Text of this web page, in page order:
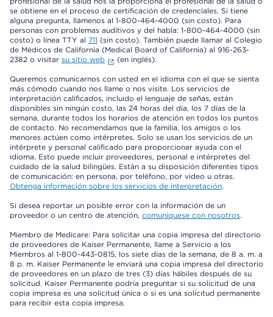
se obtiene en el proceso de certificación de credenciales. Si tiene
alguna pregunta, llámenos al 1-800-464-4000 (sin costo). Para
personas con problemas auditivos y del habla: 1-800-464-4000 (sin
costo) o línea TTY al 711 (sin costo). También puede llamar al Colegio
de Médicos de California (Medical Board of California) al 916-263-
2382 o visitar su sitio web (en inglés).
Queremos comunicarnos con usted en el idioma con el que se sienta
más cómodo cuando nos llame o nos visite. Los servicios de
interpretación calificados, incluido el lenguaje de señas, están
disponibles sin ningún costo, las 24 horas del día, los 7 días de la
semana, durante todos los horarios de atención en todos los puntos
de contacto. No recomendamos que la familia, los amigos o los
menores actúen como intérpretes. Solo se usan los servicios de un
intérprete y personal calificado para proporcionar ayuda con el
idioma. Esto puede incluir proveedores, personal e intérpretes del
cuidado de la salud bilingües. Están a su disposición diferentes tipos
de comunicación: en persona, por teléfono, por video u otras.
Obtenga información sobre los servicios de interpretación.
Si desea reportar un posible error con la información de un
proveedor o un centro de atención, comuníquese con nosotros.
Miembro de Medicare: Para solicitar una copia impresa del directorio
de proveedores de Kaiser Permanente, llame a Servicio a los
Miembros al 1-800-443-0815, los siete días de la semana, de 8 a. m. a
8 p. m. Kaiser Permanente le enviará una copia impresa del directorio
de proveedores en un plazo de tres (3) días hábiles después de su
solicitud. Kaiser Permanente podría preguntar si su solicitud de una
copia impresa es una solicitud única o si es una solicitud permanente
para recibir esta copia impresa.